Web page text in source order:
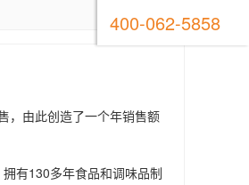
，由此创造了一个年销售额
有130多年食品和调味品制
400-062-5858